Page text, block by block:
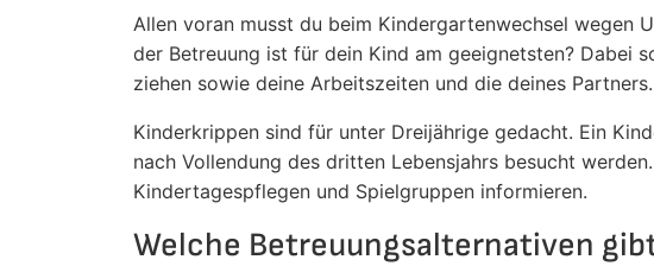
Allen voran musst du beim Kindergartenwechsel wegen
der Betreuung ist für dein Kind am geeignetsten? Dabei
ziehen sowie deine Arbeitszeiten und die deines Partners.
Kinderkrippen sind für unter Dreijährige gedacht. Ein
nach Vollendung des dritten Lebensjahrs besucht
Kindertagespflegen und Spielgruppen informieren.
Welche Betreuungsalternativen